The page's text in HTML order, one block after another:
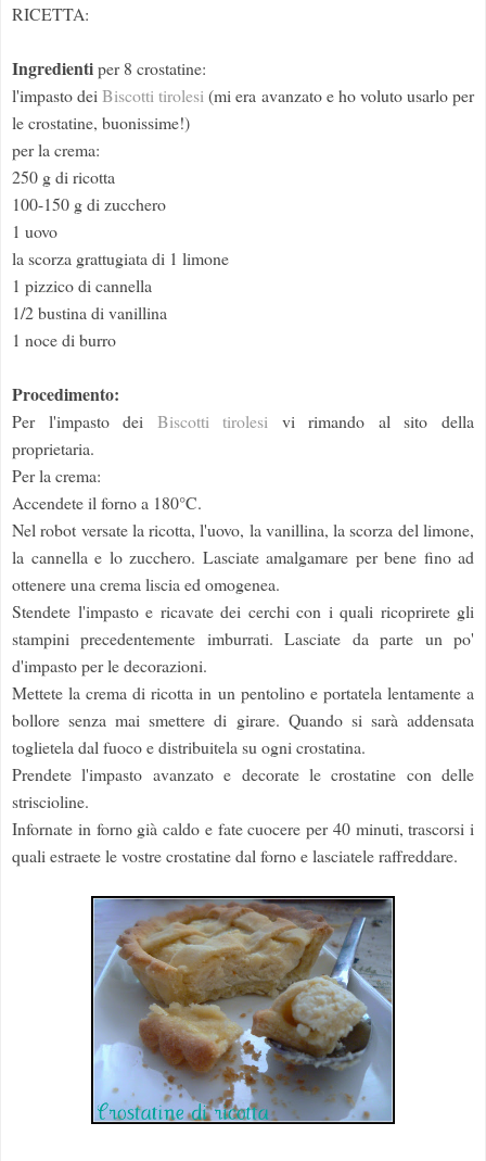
RICETTA:
Ingredientiper 8 crostatine:
l'impasto deiBiscotti tirolesi (mi era avanzato e ho voluto usarlo per
le crostatine, buonissime!)
per la crema:
250 g di ricotta
100-150 g di zucchero
1 uovo
la scorza grattugiata di 1 limone
1 pizzico di cannella
1/2 bustina di vanillina
1 noce di burro
Procedimento:
Per l'impasto dei Biscotti tirolesi vi rimando al sito della
proprietaria.
Per la crema:
Accendete il forno a 180°C.
Nel robot versate la ricotta, l'uovo, la vanillina, la scorza del limone,
la cannella e lo zucchero. Lasciate amalgamare per bene fino ad
ottenere una crema liscia ed omogenea.
Stendete l'impasto e ricavate dei cerchi con i quali ricoprirete gli
stampini precedentemente imburrati. Lasciate da parte un po'
d'impasto per le decorazioni.
Mettete la crema di ricotta in un pentolino e portatela lentamente a
bollore senza mai smettere di girare. Quando si sarà addensata
toglietela dal fuoco e distribuitela su ogni crostatina.
Prendete l'impasto avanzato e decorate le crostatine con delle
striscioline.
Infornate in forno già caldo e fate cuocere per 40 minuti, trascorsi i
quali estraete le vostre crostatine dal forno e lasciatele raffreddare.